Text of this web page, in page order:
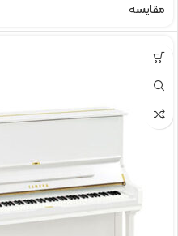
مقایسه